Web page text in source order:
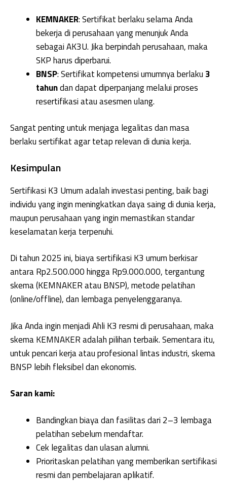
KEMNAKER: Sertifikat berlaku selama Anda
bekerja di perusahaan yang menunjuk Anda
sebagai AK3U. Jika berpindah perusahaan, maka
SKP harus diperbarui.
BNSP: Sertifikat kompetensi umumnya berlaku 3
tahundan dapat diperpanjang melalui proses
resertifikasi atau asesmen ulang.
Sangat penting untuk menjaga legalitas dan masa
berlaku sertifikat agar tetap relevan di dunia kerja.
Kesimpulan
Sertifikasi K3 Umum adalah investasi penting, baik bagi
individu yang ingin meningkatkan daya saing di dunia kerja,
maupun perusahaan yang ingin memastikan standar
keselamatan kerja terpenuhi.
Di tahun 2025 ini, biaya sertifikasi K3 umum berkisar
antara Rp2.500.000 hingga Rp9.000.000, tergantung
skema (KEMNAKER atau BNSP), metode pelatihan
(online/offline), dan lembaga penyelenggaranya.
Jika Anda ingin menjadi Ahli K3 resmi di perusahaan, maka
skema KEMNAKER adalah pilihan terbaik. Sementara itu,
untuk pencari kerja atau profesional lintas industri, skema
BNSP lebih fleksibel dan ekonomis.
Saran kami:
Bandingkan biaya dan fasilitas dari 2–3 lembaga
pelatihan sebelum mendaftar.
Cek legalitas dan ulasan alumni.
Prioritaskan pelatihan yang memberikan sertifikasi
resmi dan pembelajaran aplikatif.